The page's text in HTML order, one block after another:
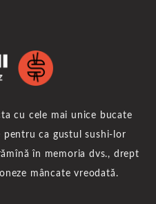
cu cele mai unice bucate
pentru ca gustul sushi-lor
în memoria dvs., drept
mâncate vreodată.